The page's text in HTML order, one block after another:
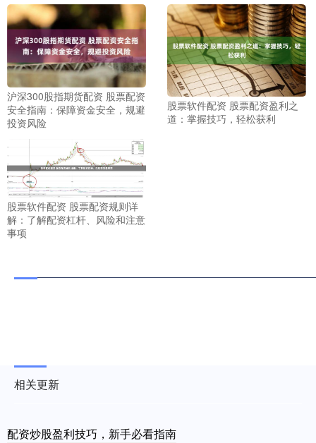
沪深300股指期货配资 股票配资
安全指南：保障资金安全，规避
投资风险
股票软件配资 股票配资盈利之
道：掌握技巧，轻松获利
股票软件配资 股票配资规则详
解：了解配资杠杆、风险和注意
事项
相关更新
配资炒股盈利技巧，新手必看指南